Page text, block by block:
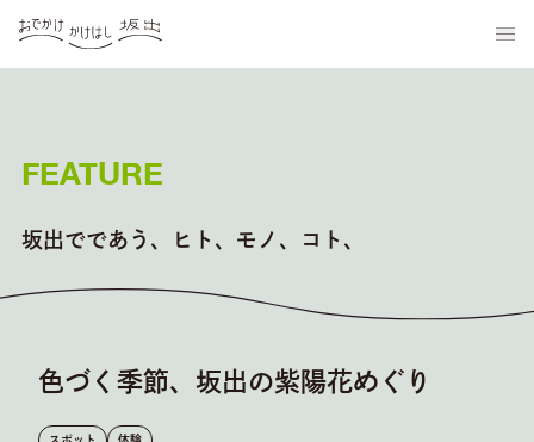
FEATURE
坂出でであう、ヒト、モノ、コト、
色づく季節、坂出の紫陽花めぐり